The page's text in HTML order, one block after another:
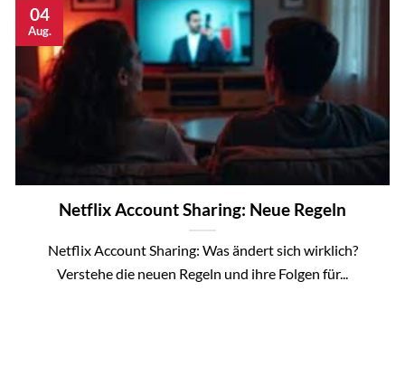
Netflix Account Sharing: Neue Regeln
Netflix Account Sharing: Was ändert sich wirklich?
Verstehe die neuen Regeln und ihre Folgen für...
04
Aug.